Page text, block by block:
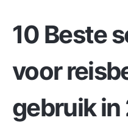
10 Beste
voor
gebruik